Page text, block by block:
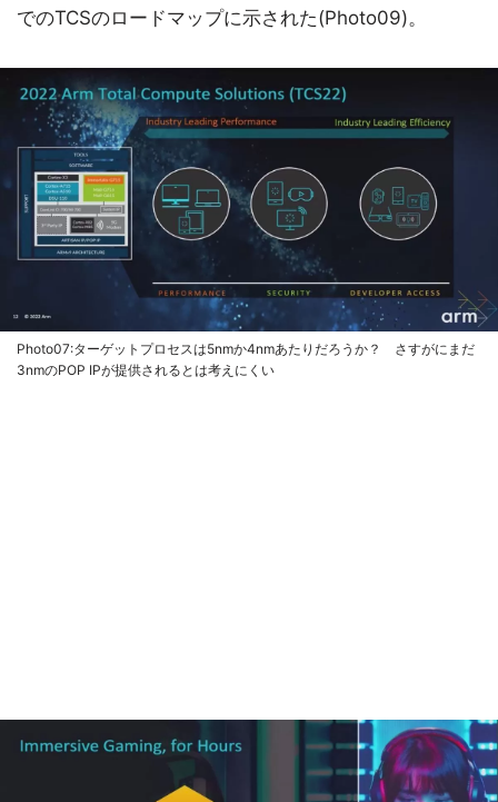
でのTCSのロードマップに示された(Photo09)。
Photo07:ターゲットプロセスは5nmか4nmあたりだろうか？ さすがにまだ
3nmのPOP IPが提供されるとは考えにくい